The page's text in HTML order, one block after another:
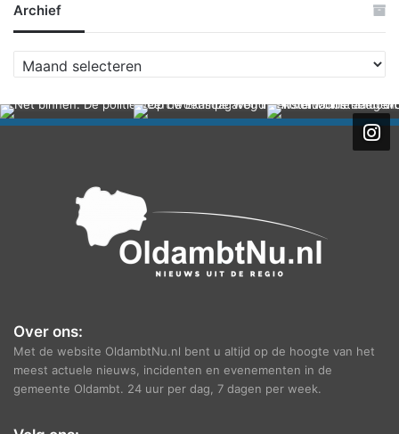
Archief
r
h
Over ons:
Met de website OldambtNu.nl bent u altijd op de hoogte van het
meest actuele nieuws, incidenten en evenementen in de
gemeente Oldambt. 24 uur per dag, 7 dagen per week.